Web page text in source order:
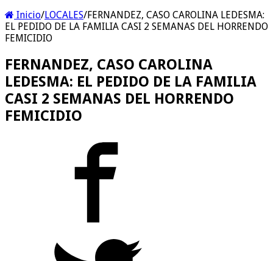
Inicio/LOCALES/FERNANDEZ, CASO CAROLINA LEDESMA:
EL PEDIDO DE LA FAMILIA CASI 2 SEMANAS DEL HORRENDO
FEMICIDIO
FERNANDEZ, CASO CAROLINA
LEDESMA: EL PEDIDO DE LA FAMILIA
CASI 2 SEMANAS DEL HORRENDO
FEMICIDIO